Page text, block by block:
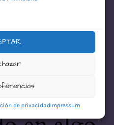
de privacidadImpressum
este
Estamos